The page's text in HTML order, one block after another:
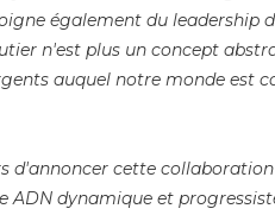
également du leadership
n'est plus un concept
auquel notre monde est
d'annoncer cette
ADN dynamique et